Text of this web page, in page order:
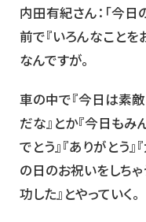
内田有紀さん：「今日
前で『いろんなことを
なんですが。
車の中で『今日は素
だな』とか『今日もみ
でとう』『ありがとう
の日のお祝いをしちゃ
功した』とやっていく。